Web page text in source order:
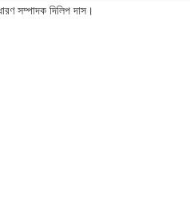
সম্পাদক দিলিপ দাস।